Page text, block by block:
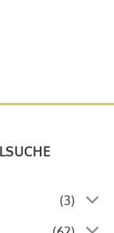
(3)